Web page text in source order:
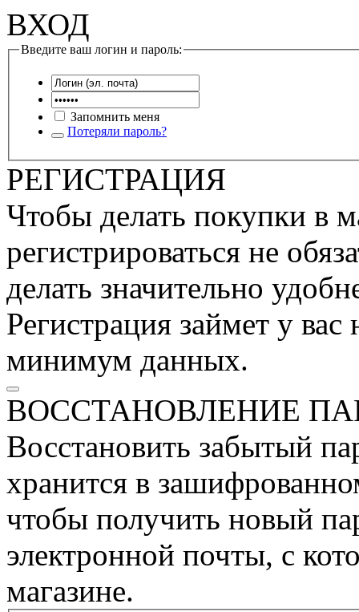
ВХОД
Введите ваш логин и пароль:
Запомнить меня
Потеряли пароль?
РЕГИСТРАЦИЯ
Чтобы делать покупки в
регистрироваться не
делать значительно
Регистрация займет у
минимум данных.
ВОССТАНОВЛЕНИЕ
Восстановить забытый
хранится в
чтобы получить новый
электронной почты, с
магазине.